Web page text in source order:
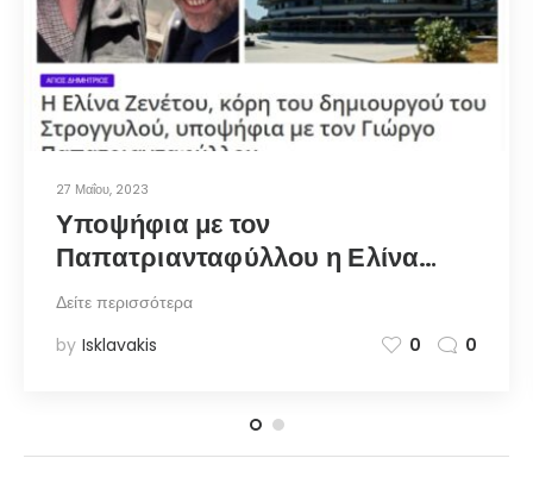
27 Μαΐου, 2023
Υποψήφια με τον
Παπατριανταφύλλου η Ελίνα
Ζενέτου, κόρη του δημιουργού
του Στρογγυλού – notia.gr
Δείτε περισσότερα
by Isklavakis 0 0